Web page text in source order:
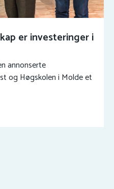
er investeringer i
annonserte
og Høgskolen i Molde et